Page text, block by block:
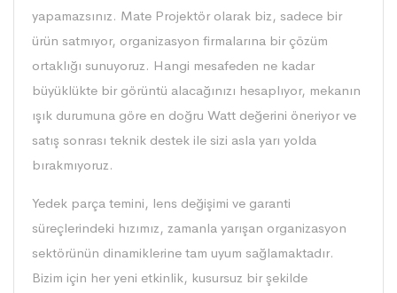
yapamazsınız. Mate Projektör olarak biz, sadece bir
ürün satmıyor, organizasyon firmalarına bir çözüm
ortaklığı sunuyoruz. Hangi mesafeden ne kadar
büyüklükte bir görüntü alacağınızı hesaplıyor, mekanın
ışık durumuna göre en doğru Watt değerini öneriyor ve
satış sonrası teknik destek ile sizi asla yarı yolda
bırakmıyoruz.
Yedek parça temini, lens değişimi ve garanti
süreçlerindeki hızımız, zamanla yarışan organizasyon
sektörünün dinamiklerine tam uyum sağlamaktadır.
Bizim için her yeni etkinlik, kusursuz bir şekilde